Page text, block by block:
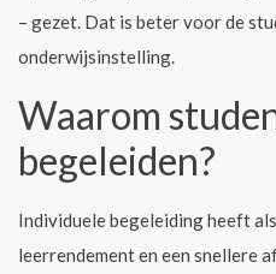
– gezet. Dat is beter voor de
onderwijsinstelling.
Waarom
begeleiden?
Individuele begeleiding heeft
leerrendement en een snellere